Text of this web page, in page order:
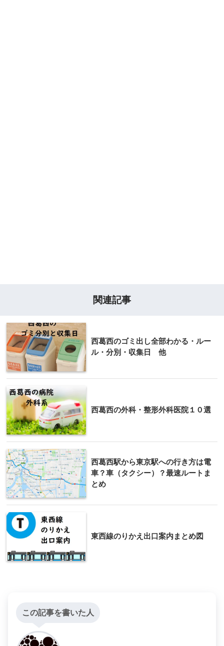
関連記事
西葛西のゴミ出し全部わかる・ルー
ル・分別・収集日 他
西葛西の外科・整形外科医院１０選
西葛西駅から東京駅への行き方は電
車？車（タクシー）？最速ルートま
とめ
東西線のりかえ出口案内まとめ図
この記事を書いた人